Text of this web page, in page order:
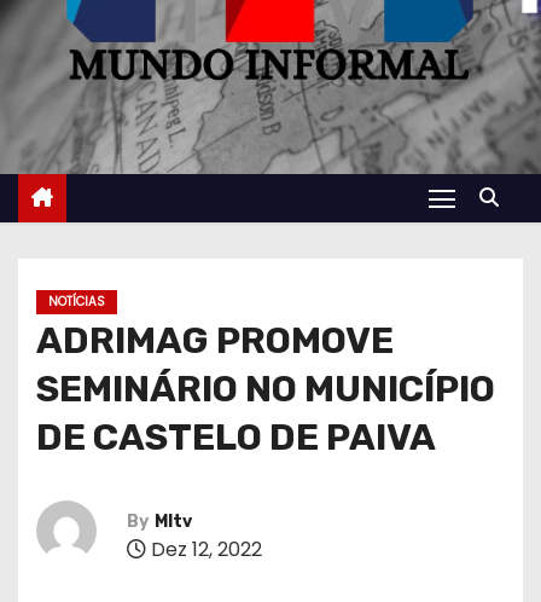
NOTÍCIAS
ADRIMAG PROMOVE
SEMINÁRIO NO MUNICÍPIO
DE CASTELO DE PAIVA
By MItv
Dez 12, 2022